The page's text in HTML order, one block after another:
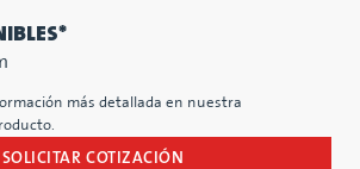
más detallada en nuestra
SOLICITAR COTIZACIÓN